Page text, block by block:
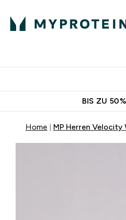
BIS ZU
Home MP Herren Velocity